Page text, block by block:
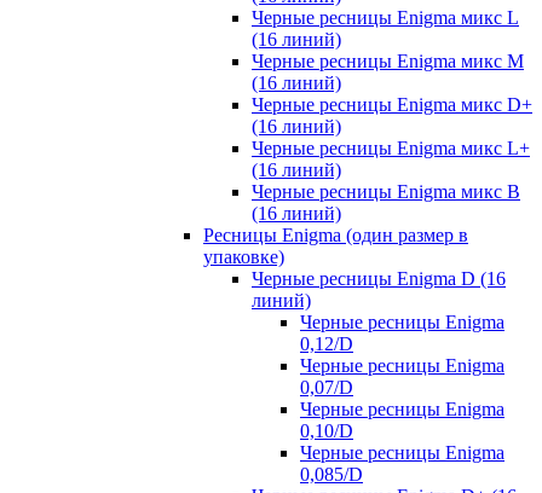
Черные ресницы Enigma микс L
(16 линий)
Черные ресницы Enigma микс M
(16 линий)
Черные ресницы Enigma микс D+
(16 линий)
Черные ресницы Enigma микс L+
(16 линий)
Черные ресницы Enigma микс В
(16 линий)
Ресницы Enigma (один размер в
упаковке)
Черные ресницы Enigma D (16
линий)
Черные ресницы Enigma
0,12/D
Черные ресницы Enigma
0,07/D
Черные ресницы Enigma
0,10/D
Черные ресницы Enigma
0,085/D